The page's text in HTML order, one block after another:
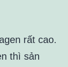
rất cao.
thì sản